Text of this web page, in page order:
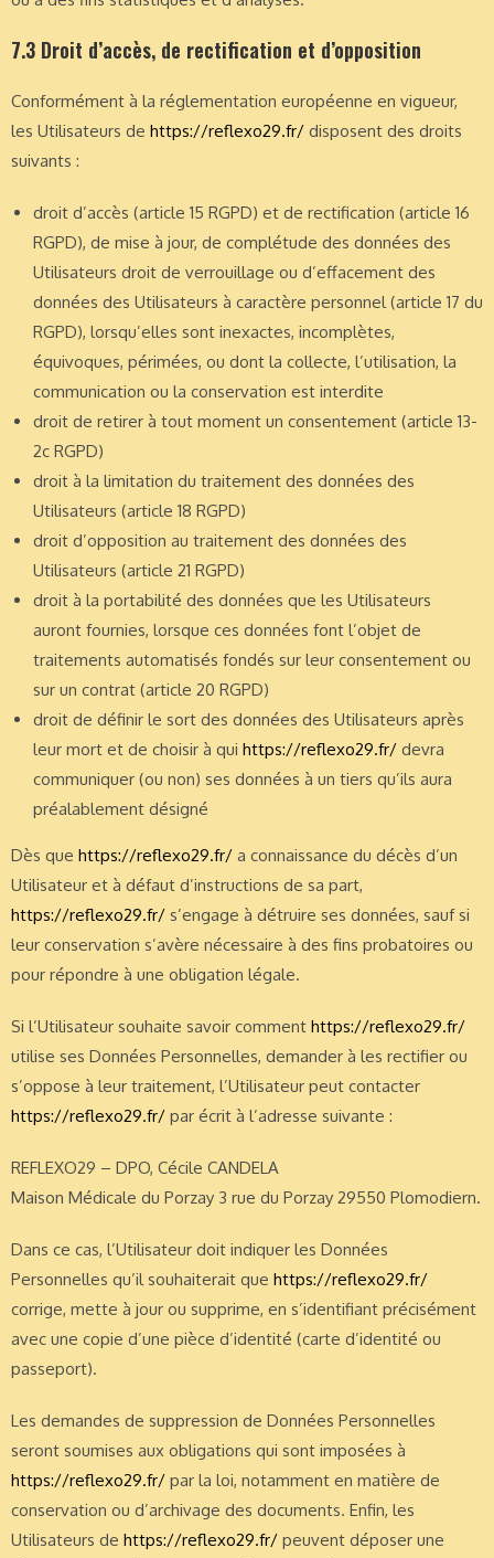
7.3 Droit d’accès, de rectification et d’opposition
Conformément à la réglementation européenne en vigueur,
les Utilisateurs de https://reflexo29.fr/ disposent des droits
suivants :
droit d’accès (article 15 RGPD) et de rectification (article 16
RGPD), de mise à jour, de complétude des données des
Utilisateurs droit de verrouillage ou d’effacement des
données des Utilisateurs à caractère personnel (article 17 du
RGPD), lorsqu’elles sont inexactes, incomplètes,
équivoques, périmées, ou dont la collecte, l’utilisation, la
communication ou la conservation est interdite
droit de retirer à tout moment un consentement (article 13-
2c RGPD)
droit à la limitation du traitement des données des
Utilisateurs (article 18 RGPD)
droit d’opposition au traitement des données des
Utilisateurs (article 21 RGPD)
droit à la portabilité des données que les Utilisateurs
auront fournies, lorsque ces données font l’objet de
traitements automatisés fondés sur leur consentement ou
sur un contrat (article 20 RGPD)
droit de définir le sort des données des Utilisateurs après
leur mort et de choisir à qui https://reflexo29.fr/ devra
communiquer (ou non) ses données à un tiers qu’ils aura
préalablement désigné
Dès que https://reflexo29.fr/ a connaissance du décès d’un
Utilisateur et à défaut d’instructions de sa part,
https://reflexo29.fr/ s’engage à détruire ses données, sauf si
leur conservation s’avère nécessaire à des fins probatoires ou
pour répondre à une obligation légale.
Si l’Utilisateur souhaite savoir comment https://reflexo29.fr/
utilise ses Données Personnelles, demander à les rectifier ou
s’oppose à leur traitement, l’Utilisateur peut contacter
https://reflexo29.fr/ par écrit à l’adresse suivante :
REFLEXO29 – DPO, Cécile CANDELA
Maison Médicale du Porzay 3 rue du Porzay 29550 Plomodiern.
Dans ce cas, l’Utilisateur doit indiquer les Données
Personnelles qu’il souhaiterait que https://reflexo29.fr/
corrige, mette à jour ou supprime, en s’identifiant précisément
avec une copie d’une pièce d’identité (carte d’identité ou
passeport).
Les demandes de suppression de Données Personnelles
seront soumises aux obligations qui sont imposées à
https://reflexo29.fr/ par la loi, notamment en matière de
conservation ou d’archivage des documents. Enfin, les
Utilisateurs de https://reflexo29.fr/ peuvent déposer une